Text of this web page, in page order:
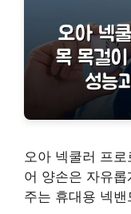
오아 넥쿨러 프
어 양손은 자유
주는 휴대용 넥밴